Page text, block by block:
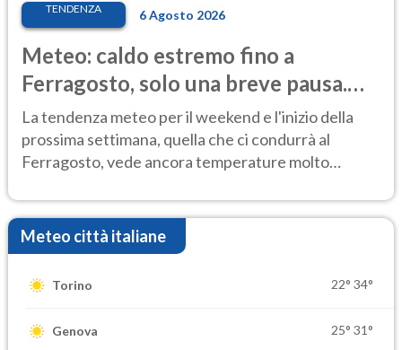
TENDENZA 6 Agosto 2026
Meteo: caldo estremo fino a
Ferragosto, solo una breve pausa.
Ecco dove
La tendenza meteo per il weekend e l'inizio della
prossima settimana, quella che ci condurrà al
Ferragosto, vede ancora temperature molto
Meteo città italiane
Torino 22° 34°
Genova 25° 31°